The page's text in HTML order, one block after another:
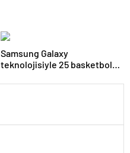
Samsung Galaxy
teknolojisiyle 25 basketbol
mercan resifi habitatı restore